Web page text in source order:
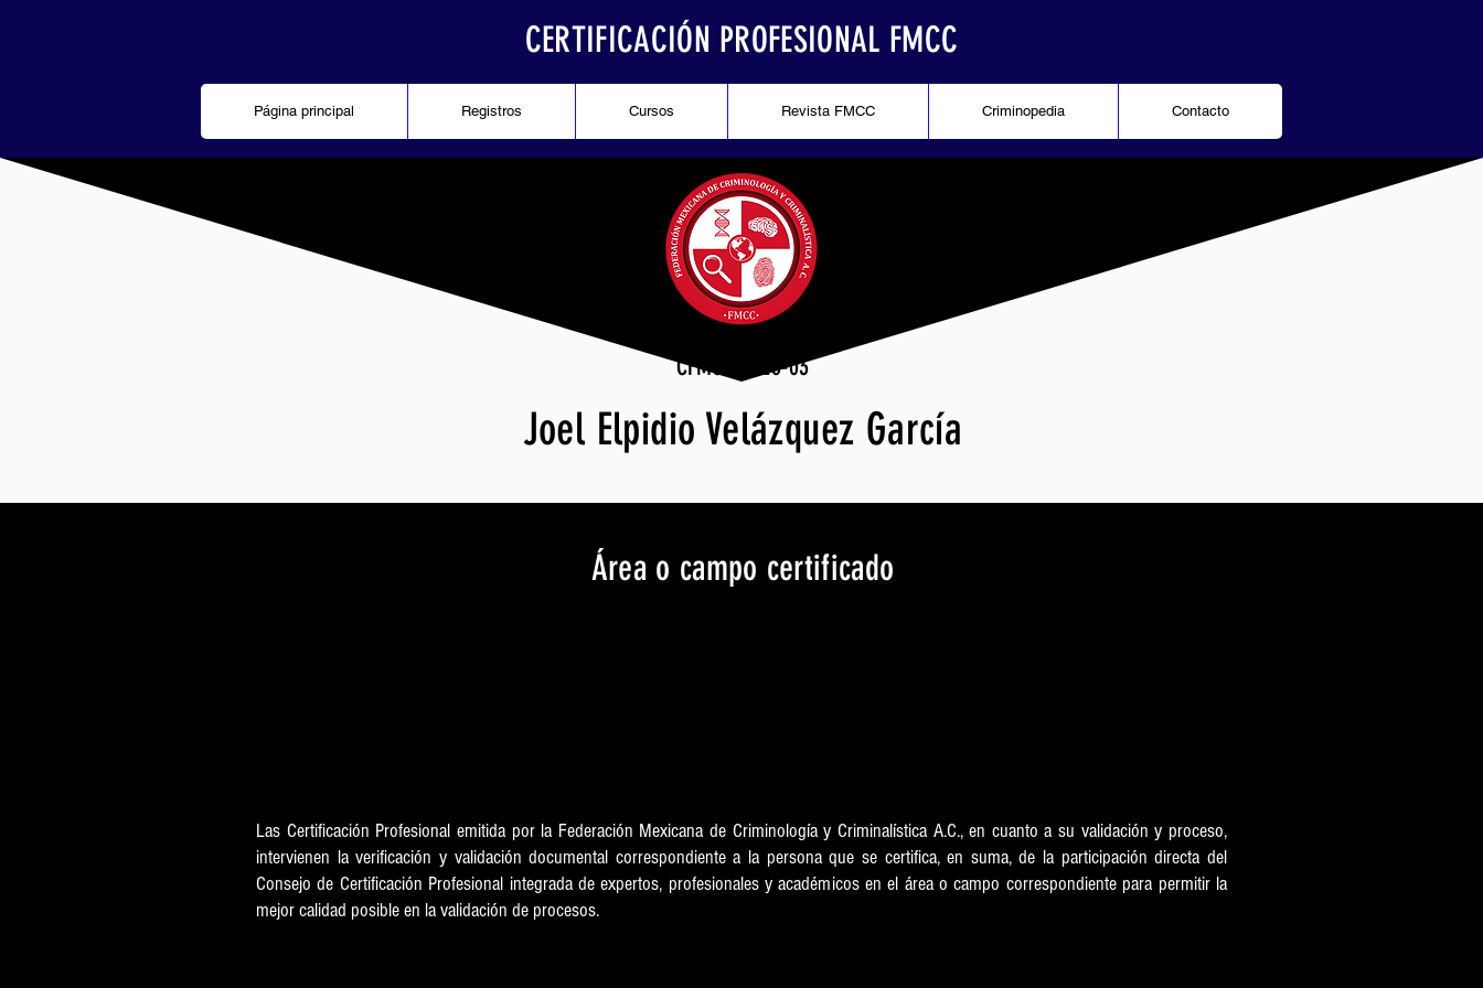
CFMCC-0126-03
Joel Elpidio Velázquez García
CERTIFICACIÓN PROFESIONAL FMCC
Página principal Registros Cursos Revista FMCC Criminopedia Contacto
Área o campo certificado
Las Certificación Profesional emitida por la Federación Mexicana de Criminología y Criminalística A.C., en cuanto a su validación y proceso,
intervienen la verificación y validación documental correspondiente a la persona que se certifica, en suma, de la participación directa del
Consejo de Certificación Profesional integrada de expertos, profesionales y académicos en el área o campo correspondiente para permitir la
mejor calidad posible en la validación de procesos.